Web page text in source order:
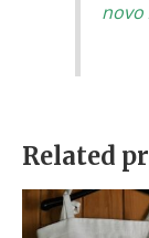
novo
Related